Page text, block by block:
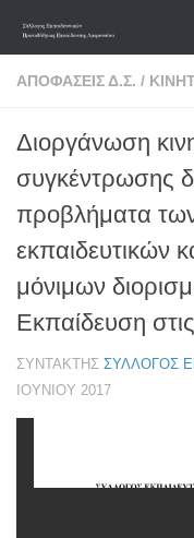
Skip to content
ΑΠΟΦΆΣΕΙΣ Δ.Σ. /
Διοργάνωση
συγκέντρωσης
προβλήματα
εκπαιδευτικών
μόνιμων
Εκπαίδευση
ΣΥΝΤΆΚΤΗΣ ΣΎΛΛΟΓΟΣ
ΙΟΥΝΊΟΥ 2017